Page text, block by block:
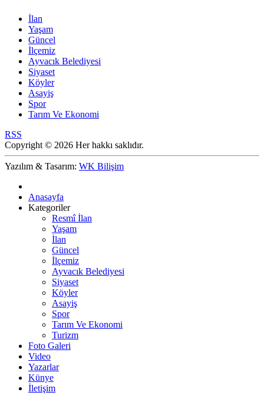
İlan
Yaşam
Güncel
İlçemiz
Ayvacık Belediyesi
Siyaset
Köyler
Asayiş
Spor
Tarım Ve Ekonomi
RSS
Copyright © 2026 Her hakkı saklıdır.
Yazılım & Tasarım: WK Bilişim
Anasayfa
Kategoriler
Resmî İlan
Yaşam
İlan
Güncel
İlçemiz
Ayvacık Belediyesi
Siyaset
Köyler
Asayiş
Spor
Tarım Ve Ekonomi
Turizm
Foto Galeri
Video
Yazarlar
Künye
İletişim